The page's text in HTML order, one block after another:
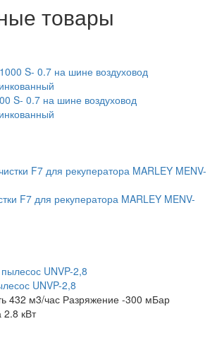
товары
S- 0.7 на шине воздуховод
F7 для рекуператора MARLEY MENV-
UNVP-2,8
432 м3/час Разряжение -300 мБар
кВт